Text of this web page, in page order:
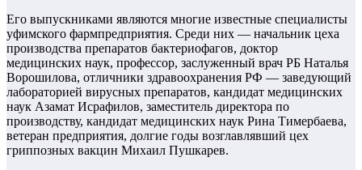
Его выпускниками являются многие известные специалисты
уфимского фармпредприятия. Среди них — начальник цеха
производства препаратов бактериофагов, доктор
медицинских наук, профессор, заслуженный врач РБ Наталья
Ворошилова, отличники здравоохранения РФ — заведующий
лабораторией вирусных препаратов, кандидат медицинских
наук Азамат Исрафилов, заместитель директора по
производству, кандидат медицинских наук Рина Тимербаева,
ветеран предприятия, долгие годы возглавлявший цех
гриппозных вакцин Михаил Пушкарев.